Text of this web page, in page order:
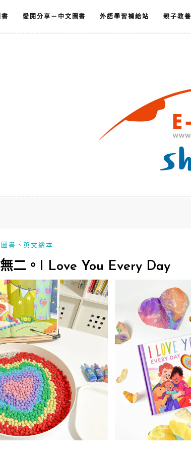
愛閱分享－中文圖書 外語學習補給站 親子教養
書 、 英文繪本
二。I Love You Every Day